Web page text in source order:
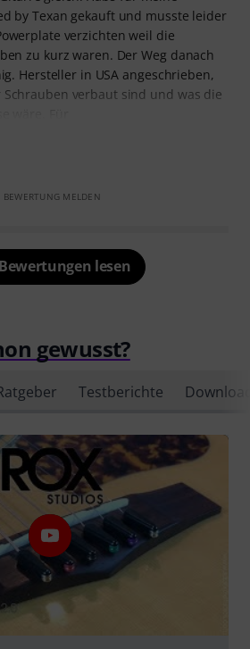
by Texan gekauft und musste leider
verzichten weil die
zu kurz waren. Der Weg danach
Hersteller in USA angeschrieben,
verbaut sind und was die
BEWERTUNG MELDEN
lesen
gewusst?
Testberichte